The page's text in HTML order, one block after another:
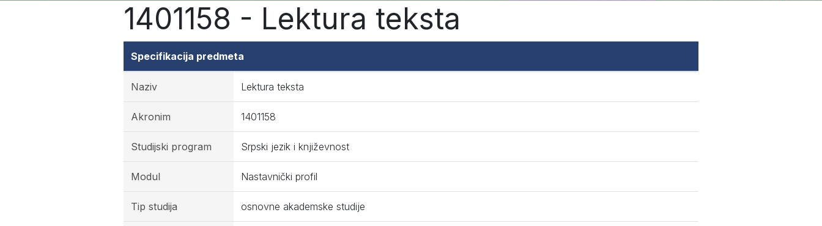
1401158 - Lektura teksta
Specifikacija predmeta
Naziv Lektura teksta
Akronim 1401158
Studijski program Srpski jezik i književnost
Modul Nastavnički profil
Tip studija osnovne akademske studije